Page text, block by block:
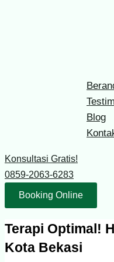
Blog
Konsultasi Gratis!
0859-2063-6283
Booking Online
Terapi Optimal!
Kota Bekasi